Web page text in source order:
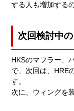
する人も増加する
次回検討中
HKSのマフラー、
で、次回は、HRE
す。
次に、ウィングを